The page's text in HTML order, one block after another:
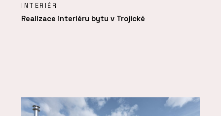
INTERIÉR
Realizace interiéru bytu v Trojické